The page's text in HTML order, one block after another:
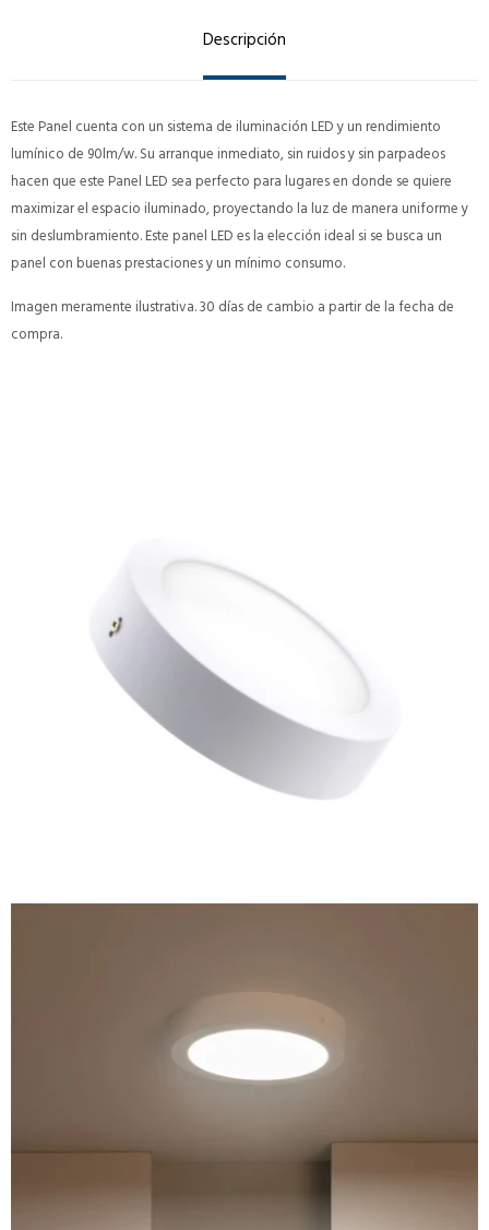
Descripción
Este Panel cuenta con un sistema de iluminación LED y un rendimiento
lumínico de 90lm/w. Su arranque inmediato, sin ruidos y sin parpadeos
hacen que este Panel LED sea perfecto para lugares en donde se quiere
maximizar el espacio iluminado, proyectando la luz de manera uniforme y
sin deslumbramiento. Este panel LED es la elección ideal si se busca un
panel con buenas prestaciones y un mínimo consumo.
Imagen meramente ilustrativa. 30 días de cambio a partir de la fecha de
compra.